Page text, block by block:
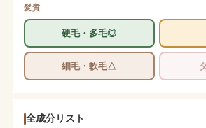
髪質
硬毛・多毛◎
細毛・軟毛△
全成分リスト